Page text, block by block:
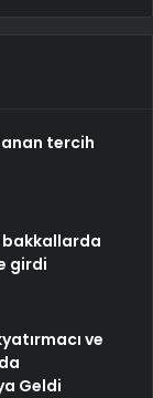
tercih
bakkallarda
girdi
ve
Geldi